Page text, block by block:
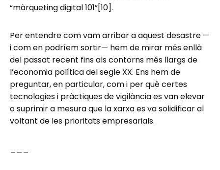
“màrqueting digital 101”[10].
Per entendre com vam arribar a aquest desastre —
i com en podríem sortir— hem de mirar més enllà
del passat recent fins als contorns més llargs de
l’economia política del segle XX. Ens hem de
preguntar, en particular, com i per què certes
tecnologies i pràctiques de vigilància es van elevar
o suprimir a mesura que la xarxa es va solidificar al
voltant de les prioritats empresarials.